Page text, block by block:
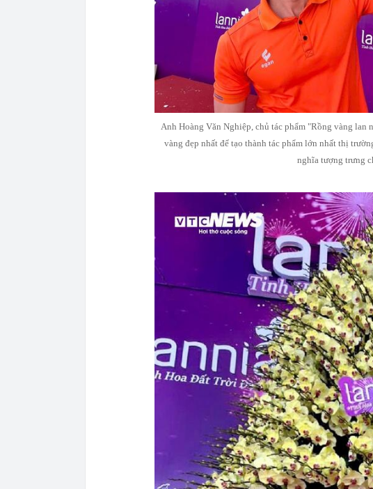
Anh Hoàng Văn Nghiệp, chủ tác phẩm "Rồng vàng lan
vàng đẹp nhất để tạo thành tác phẩm lớn nhất thị
nghĩa tượng trưng